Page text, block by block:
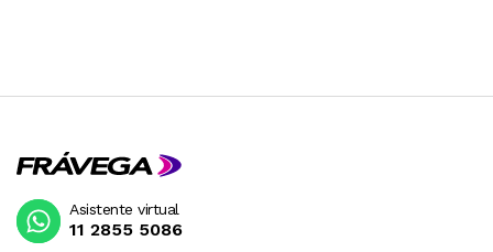
Asistente virtual
11 2855 5086